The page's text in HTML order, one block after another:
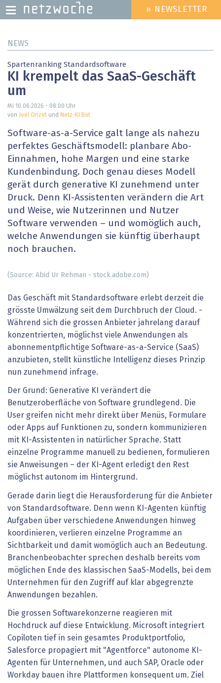
zum
HEADER
MENU
» NEWSLETTER
NEWS
Spartenranking Standardsoftware
KI krempelt das SaaS-Geschäft
um
Mi 10.06.2026 - 08:00 Uhr
von
Joël Orizet und Netz-KI Bot
Software-as-a-Service galt lange als nahezu
perfektes Geschäftsmodell: planbare Abo-
Einnahmen, hohe Margen und eine starke
Kundenbindung. Doch genau dieses Modell
gerät durch generative KI zunehmend unter
Druck. Denn KI-Assistenten verändern die Art
und Weise, wie Nutzerinnen und Nutzer
Software verwenden – und womöglich auch,
welche ­Anwendungen sie künftig überhaupt
noch brauchen.
(Source: Abid Ur Rehman - stock.adobe.com)
Das Geschäft mit Standardsoftware erlebt derzeit die
grösste Umwälzung seit dem Durchbruch der Cloud. ­
Während sich die grossen Anbieter jahrelang darauf
konzentrierten, möglichst viele Anwendungen als
abonnementpflichtige Software-as-a-Service (SaaS)
anzubieten, stellt künstliche Intelligenz dieses Prinzip
nun zunehmend ­infrage.
Der Grund: Generative KI verändert die
Benutzeroberfläche von Software grundlegend. Die
User greifen nicht mehr direkt über Menüs, Formulare
oder Apps auf Funktionen zu, sondern kommunizieren
mit KI-Assistenten in natürlicher Sprache. Statt
einzelne Programme manuell zu bedienen, formulieren
sie Anweisungen – der KI-Agent erledigt den Rest
möglichst autonom im Hintergrund.
Gerade darin liegt die Herausforderung für die Anbieter
von Standardsoftware. Denn wenn KI-Agenten künftig
Aufgaben über verschiedene Anwendungen hinweg
koordinieren, verlieren einzelne Programme an
Sichtbarkeit und damit womöglich auch an Bedeutung.
Branchenbeobachter sprechen deshalb bereits vom
möglichen Ende des klassischen SaaS-Modells, bei dem
Unternehmen für den Zugriff auf klar abgegrenzte
Anwendungen bezahlen.
Die grossen Softwarekonzerne reagieren mit
Hochdruck auf diese Entwicklung. Microsoft integriert
Copiloten tief in sein gesamtes Produktportfolio,
Salesforce propagiert mit "Agentforce" autonome KI-
Agenten für Unternehmen, und auch SAP, Oracle oder
Workday bauen ihre Plattformen konsequent um. Ziel